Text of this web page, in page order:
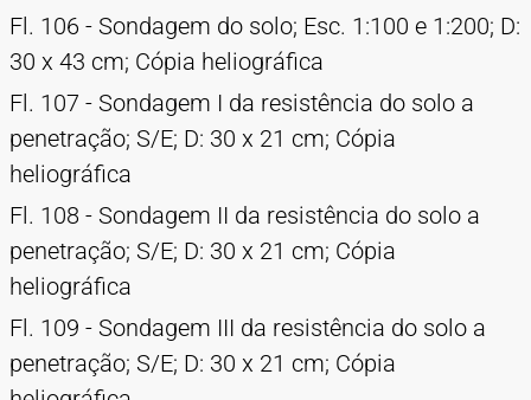
Fl. 106 - Sondagem do solo; Esc. 1:100 e 1:200; D:
30 x 43 cm; Cópia heliográfica
Fl. 107 - Sondagem I da resistência do solo a
penetração; S/E; D: 30 x 21 cm; Cópia
heliográfica
Fl. 108 - Sondagem II da resistência do solo a
penetração; S/E; D: 30 x 21 cm; Cópia
heliográfica
Fl. 109 - Sondagem III da resistência do solo a
penetração; S/E; D: 30 x 21 cm; Cópia